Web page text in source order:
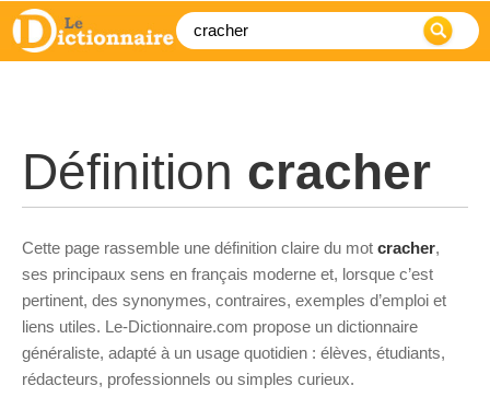
Définition cracher
Cette page rassemble une définition claire du mot cracher,
ses principaux sens en français moderne et, lorsque c’est
pertinent, des synonymes, contraires, exemples d’emploi et
liens utiles. Le-Dictionnaire.com propose un dictionnaire
généraliste, adapté à un usage quotidien : élèves, étudiants,
rédacteurs, professionnels ou simples curieux.